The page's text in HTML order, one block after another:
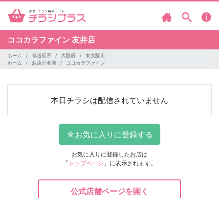
ココカラファイン 友井店
ホーム 都道府県 大阪府
東大阪市
ホーム
お店の名前 ココカラファイン
本日チラシは配信されていません
お気に入りに登録したお店は
「 トップページ 」に表示されます。
公式店舗ページを開く